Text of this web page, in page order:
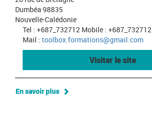
Dumbéa 98835
Nouvelle-Calédonie
Tel : +687_732712 Mobile : +687_732712
Mail : toolbox.formations@gmail.com
Visiter le site
En savoir plus